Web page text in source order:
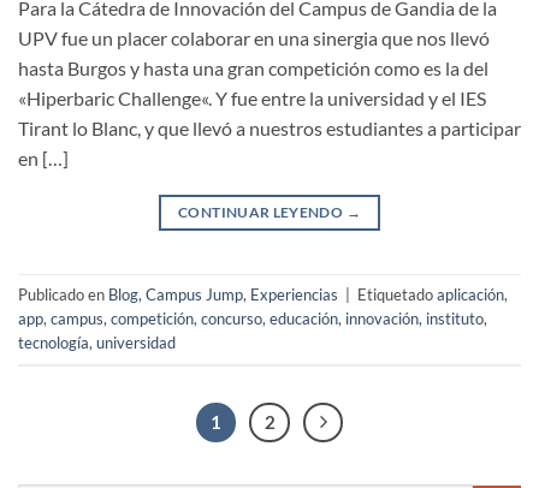
Para la Cátedra de Innovación del Campus de Gandia de la
UPV fue un placer colaborar en una sinergia que nos llevó
hasta Burgos y hasta una gran competición como es la del
«Hiperbaric Challenge«. Y fue entre la universidad y el IES
Tirant lo Blanc, y que llevó a nuestros estudiantes a participar
en […]
CONTINUAR LEYENDO →
Publicado en Blog, Campus Jump, Experiencias Etiquetadoaplicación,
app, campus, competición, concurso, educación, innovación, instituto,
tecnología, universidad
1 2